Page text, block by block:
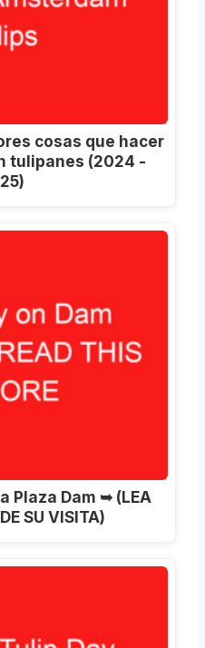
cosas que hacer
tulipanes (2024 -
Plaza Dam ➥ (LEA
SU VISITA)